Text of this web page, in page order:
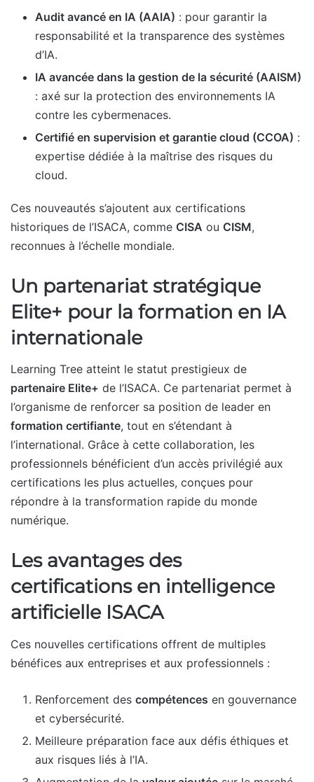
Audit avancé en IA (AAIA) : pour garantir la
responsabilité et la transparence des systèmes
d’IA.
IA avancée dans la gestion de la sécurité (AAISM)
: axé sur la protection des environnements IA
contre les cybermenaces.
Certifié en supervision et garantie cloud (CCOA) :
expertise dédiée à la maîtrise des risques du
cloud.
Ces nouveautés s’ajoutent aux certifications
historiques de l’ISACA, comme CISA ou CISM,
reconnues à l’échelle mondiale.
Un partenariat stratégique
Elite+ pour la formation en IA
internationale
Learning Tree atteint le statut prestigieux de
partenaire Elite+ de l’ISACA. Ce partenariat permet à
l’organisme de renforcer sa position de leader en
formation certifiante, tout en s’étendant à
l’international. Grâce à cette collaboration, les
professionnels bénéficient d’un accès privilégié aux
certifications les plus actuelles, conçues pour
répondre à la transformation rapide du monde
numérique.
Les avantages des
certifications en intelligence
artificielle ISACA
Ces nouvelles certifications offrent de multiples
bénéfices aux entreprises et aux professionnels :
Renforcement des compétences en gouvernance
et cybersécurité.
Meilleure préparation face aux défis éthiques et
aux risques liés à l’IA.